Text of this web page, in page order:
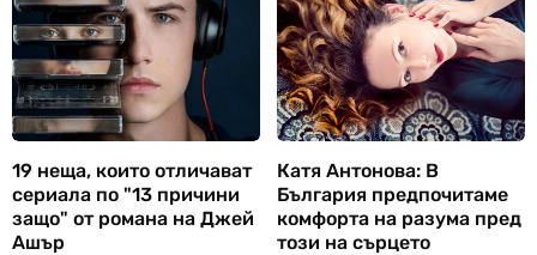
19 неща, които отличават
сериала по "13 причини
защо" от романа на Джей
Ашър
Катя Антонова: В
България предпочитаме
комфорта на разума пред
този на сърцето